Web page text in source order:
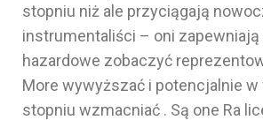
stopniu niż ale przyciągają
instrumentaliści – oni zapewniają
hazardowe zobaczyć
More wywyższać i potencjalnie
stopniu wzmacniać . Są one Ra